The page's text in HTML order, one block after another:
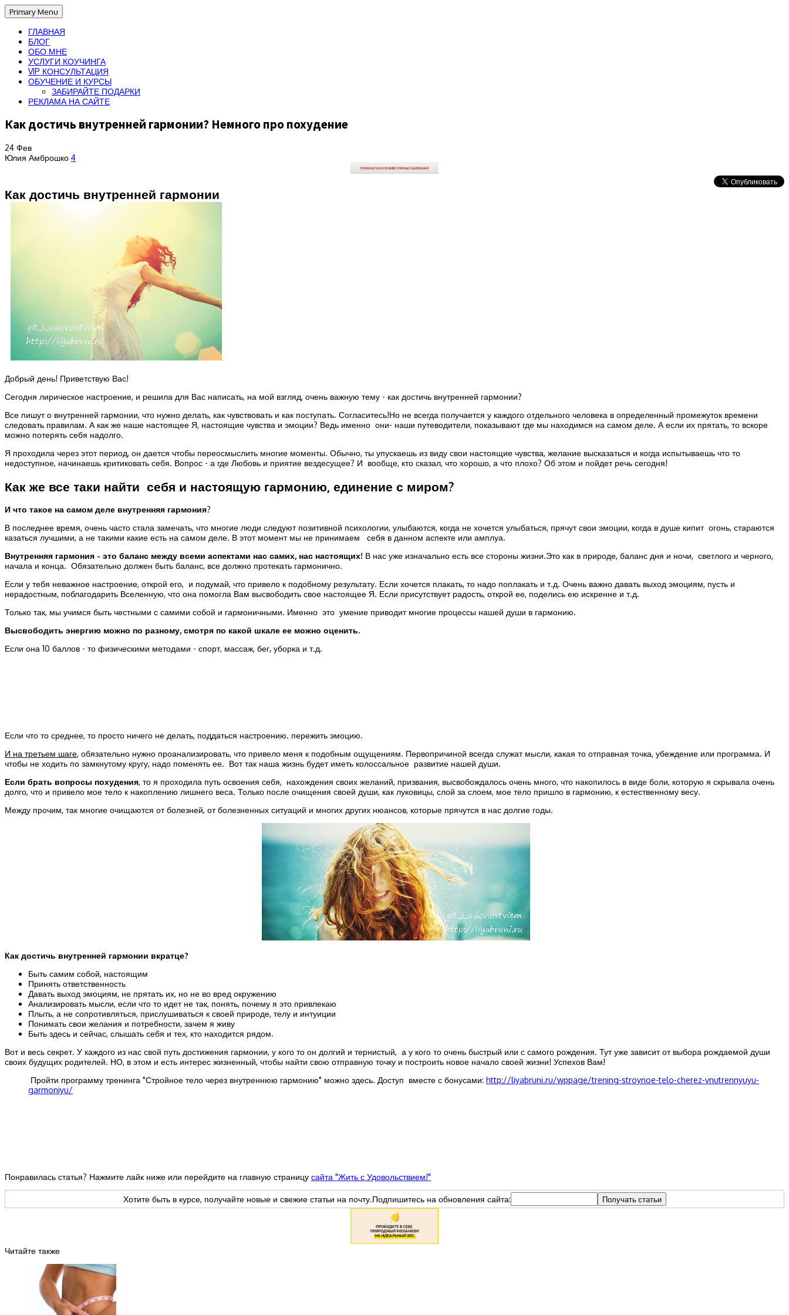
Primary Menu
ГЛАВНАЯ
БЛОГ
ОБО МНЕ
УСЛУГИ КОУЧИНГА
VIP КОНСУЛЬТАЦИЯ
ОБУЧЕНИЕ И КУРСЫ
ЗАБИРАЙТЕ ПОДАРКИ
РЕКЛАМА НА САЙТЕ
Как достичь внутренней гармонии? Немного про похудение
24 Фев
Юлия Амброшко 4
Как достичь внутренней гармонии
Добрый день! Приветствую Вас!
Сегодня лирическое настроение, и решила для Вас написать, на мой взгляд, очень важную тему - как достичь внутренней гармонии?
Все пишут о внутренней гармонии, что нужно делать, как чувствовать и как поступать. Согласитесь!Но не всегда получается у каждого отдельного человека в определенный промежуток времени
следовать правилам. А как же наше настоящее Я, настоящие чувства и эмоции? Ведь именно они- наши путеводители, показывают где мы находимся на самом деле. А если их прятать, то вскоре
можно потерять себя надолго.
Я проходила через этот период, он дается чтобы переосмыслить многие моменты. Обычно, ты упускаешь из виду свои настоящие чувства, желание высказаться и когда испытываешь что то
недоступное, начинаешь критиковать себя. Вопрос - а где Любовь и приятие вездесущее? И вообще, кто сказал, что хорошо, а что плохо? Об этом и пойдет речь сегодня!
Как же все таки найти себя и настоящую гармонию, единение с миром?
И что такое на самом деле внутренняя гармония?
В последнее время, очень часто стала замечать, что многие люди следуют позитивной психологии, улыбаются, когда не хочется улыбаться, прячут свои эмоции, когда в душе кипит огонь, стараются
казаться лучшими, а не такими какие есть на самом деле. В этот момент мы не принимаем себя в данном аспекте или амплуа.
Внутренняя гармония - это баланс между всеми аспектами нас самих, нас настоящих! В нас уже изначально есть все стороны жизни.Это как в природе, баланс дня и ночи, светлого и черного,
начала и конца. Обязательно должен быть баланс, все должно протекать гармонично.
Если у тебя неважное настроение, открой его, и подумай, что привело к подобному результату. Если хочется плакать, то надо поплакать и т.д. Очень важно давать выход эмоциям, пусть и
нерадостным, поблагодарить Вселенную, что она помогла Вам высвободить свое настоящее Я. Если присутствует радость, открой ее, поделись ею искренне и т.д.
Только так, мы учимся быть честными с самими собой и гармоничными. Именно это умение приводит многие процессы нашей души в гармонию.
Высвободить энергию можно по разному, смотря по какой шкале ее можно оценить.
Если она 10 баллов - то физическими методами - спорт, массаж, бег, уборка и т.д.
Если что то среднее, то просто ничего не делать, поддаться настроению. пережить эмоцию.
И на третьем шаге, обязательно нужно проанализировать, что привело меня к подобным ощущениям. Первопричиной всегда служат мысли, какая то отправная точка, убеждение или программа. И
чтобы не ходить по замкнутому кругу, надо поменять ее. Вот так наша жизнь будет иметь колоссальное развитие нашей души.
Если брать вопросы похудения, то я проходила путь освоения себя, нахождения своих желаний, призвания, высвобождалось очень много, что накопилось в виде боли, которую я скрывала очень
долго, что и привело мое тело к накоплению лишнего веса. Только после очищения своей души, как луковицы, слой за слоем, мое тело пришло в гармонию, к естественному весу.
Между прочим, так многие очищаются от болезней, от болезненных ситуаций и многих других нюансов, которые прячутся в нас долгие годы.
Как достичь внутренней гармонии вкратце?
Быть самим собой, настоящим
Принять ответственность
Давать выход эмоциям, не прятать их, но не во вред окружению
Анализировать мысли, если что то идет не так, понять, почему я это привлекаю
Плыть, а не сопротивляться, прислушиваться к своей природе, телу и интуиции
Понимать свои желания и потребности, зачем я живу
Быть здесь и сейчас, слышать себя и тех, кто находится рядом.
Вот и весь секрет. У каждого из нас свой путь достижения гармонии, у кого то он долгий и тернистый, а у кого то очень быстрый или с самого рождения. Тут уже зависит от выбора рождаемой души
своих будущих родителей. НО, в этом и есть интерес жизненный, чтобы найти свою отправную точку и построить новое начало своей жизни! Успехов Вам!
Пройти программу тренинга "Стройное тело через внутреннюю гармонию" можно здесь. Доступ вместе с бонусами: http://liyabruni.ru/wppage/trening-stroynoe-telo-cherez-vnutrennyuyu-
garmoniyu/
Понравилась статья? Нажмите лайк ниже или перейдите на главную страницу сайта "Жить с Удовольствием!"
Хотите быть в курсе, получайте новые и свежие статьи на почту.Подпишитесь на обновления сайта:
Читайте также